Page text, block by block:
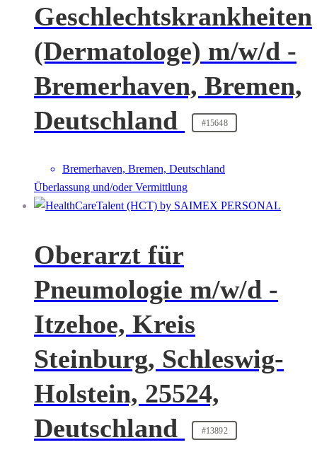
Geschlechtskrankheiten
(Dermatologe) m/w/d -
Bremerhaven, Bremen,
Deutschland
#15648
Bremerhaven, Bremen, Deutschland
Überlassung und/oder Vermittlung
Oberarzt für
Pneumologie m/w/d -
Itzehoe, Kreis
Steinburg, Schleswig-
Holstein, 25524,
Deutschland
#13892